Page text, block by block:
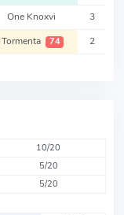
One Knoxvi 3
Tormenta 74 2
10/20
5/20
5/20